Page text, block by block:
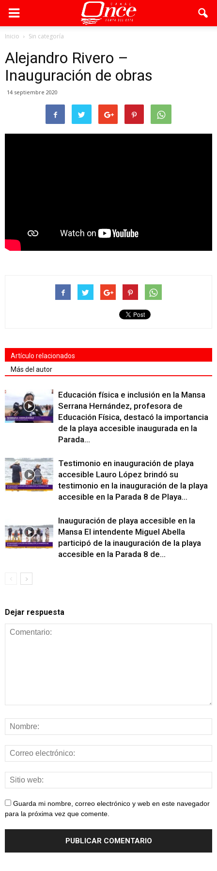
Inicio Sin categoría
Alejandro Rivero –
Inauguración de obras
14 septiembre 2020
Artículo relacionados
Más del autor
Educación física e inclusión en la Mansa
Serrana Hernández, profesora de
Educación Física, destacó la importancia
de la playa accesible inaugurada en la
Parada...
Testimonio en inauguración de playa
accesible Lauro López brindó su
testimonio en la inauguración de la playa
accesible en la Parada 8 de Playa...
Inauguración de playa accesible en la
Mansa El intendente Miguel Abella
participó de la inauguración de la playa
accesible en la Parada 8 de...
Dejar respuesta
Guarda mi nombre, correo electrónico y web en este navegador
para la próxima vez que comente.